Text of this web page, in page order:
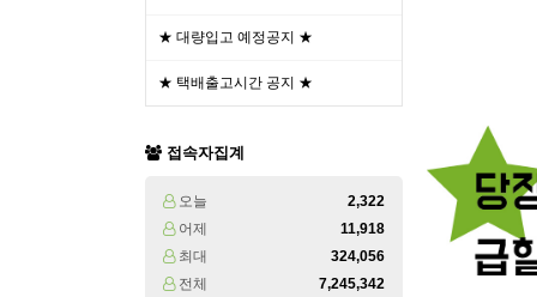
★ 대량입고 예정공지 ★
★ 택배출고시간 공지 ★
접속자집계
오늘
2,322
어제
11,918
최대
324,056
전체
7,245,342